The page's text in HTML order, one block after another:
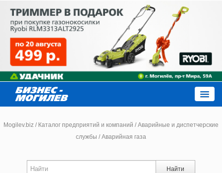
Mogilev.biz / Каталог предприятий и компаний / Аварийные и диспетчерские
службы /Аварийная газа
Найти